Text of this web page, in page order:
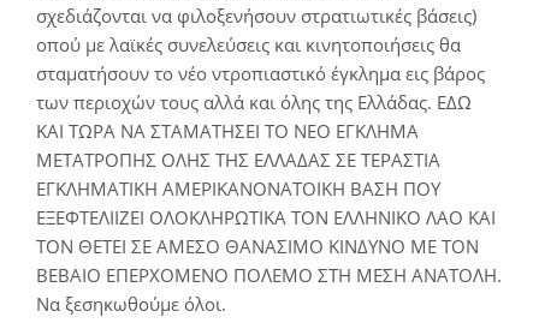
σχεδιάζονται να φιλοξενήσουν στρατιωτικές βάσεις)
οπού με λαϊκές συνελεύσεις και κινητοποιήσεις θα
σταματήσουν το νέο ντροπιαστικό έγκλημα εις βάρος
των περιοχών τους αλλά και όλης της Ελλάδας. ΕΔΩ
ΚΑΙ ΤΩΡΑ ΝΑ ΣΤΑΜΑΤΗΣΕΙ ΤΟ ΝΕΟ ΕΓΚΛΗΜΑ
ΜΕΤΑΤΡΟΠΗΣ ΟΛΗΣ ΤΗΣ ΕΛΛΑΔΑΣ ΣΕ ΤΕΡΑΣΤΙΑ
ΕΓΚΛΗΜΑΤΙΚΗ ΑΜΕΡΙΚΑΝΟΝΑΤΟΙΚΗ ΒΑΣΗ ΠΟΥ
ΕΞΕΦΤΕΛΙΙΖΕΙ ΟΛΟΚΛΗΡΩΤΙΚΑ ΤΟΝ ΕΛΛΗΝΙΚΟ ΛΑΟ ΚΑΙ
ΤΟΝ ΘΕΤΕΙ ΣΕ ΑΜΕΣΟ ΘΑΝΑΣΙΜΟ ΚΙΝΔΥΝΟ ΜΕ ΤΟΝ
ΒΕΒΑΙΟ ΕΠΕΡΧΟΜΕΝΟ ΠΟΛΕΜΟ ΣΤΗ ΜΕΣΗ ΑΝΑΤΟΛΗ.
Να ξεσηκωθούμε όλοι.